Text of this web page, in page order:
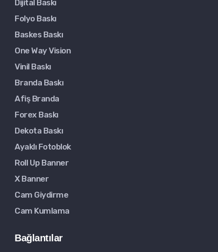
Dijital Baskı
Folyo Baskı
Baskes Baskı
One Way Vision
Vinil Baskı
Branda Baskı
Afiş Branda
Forex Baskı
Dekota Baskı
Ayaklı Fotoblok
Roll Up Banner
X Banner
Cam Giydirme
Cam Kumlama
Bağlantılar